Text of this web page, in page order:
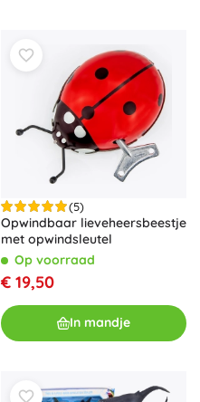
(5)
Opwindbaar lieveheersbeestje
met opwindsleutel
Op voorraad
€ 19,50
In mandje